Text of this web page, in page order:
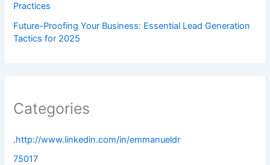
Practices
Future-Proofing Your Business: Essential Lead Generation
Tactics for 2025
Categories
.http://www.linkedin.com/in/emmanueldr
75017